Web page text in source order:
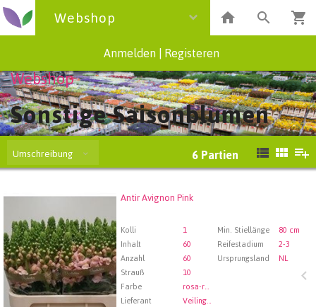
Webshop
Anmelden Registeren
Webshop
Sonstige Saisonblumen
Umschreibung 6 Partien
Antir Avignon Pink
Kolli 1 Min. Stiellänge
80 cm
Inhalt
60 Reifestadium
2-3
Anzahl
60 Ursprungsland
NL
Strauß
10
Farbe
rosa-rosa
Lieferant
Veiling Rhein-Maas GmbH & Co. KG
Wählen Sie zuerst ein Abfartdatum.